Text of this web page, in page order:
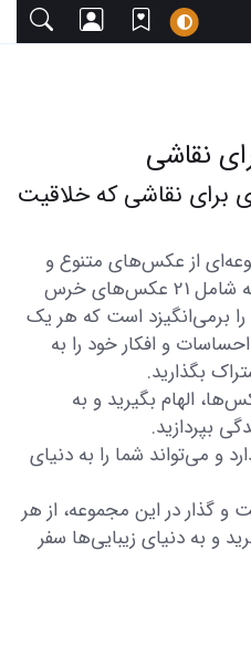
نقاشی
برای نقاشی که خلاقیت
از عکس‌های متنوع و
زیبا دعوت می‌کنیم. این مجموعه شامل 21 عکس‌های خرس
برمی‌انگیزد است که هر یک
و افکار خود را به
بگذارید.
الهام بگیرید و به
بپردازید.
و می‌تواند شما را به دنیای
گذار در این مجموعه، از هر
و به دنیای زیبایی‌ها سفر